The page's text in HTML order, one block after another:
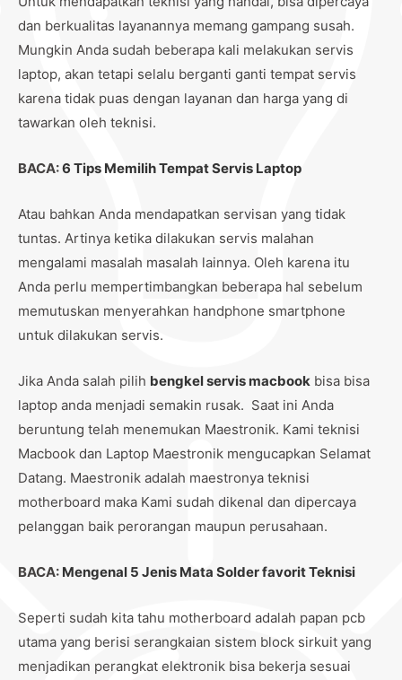
dan berkualitas layanannya memang gampang susah.
Mungkin Anda sudah beberapa kali melakukan servis
laptop, akan tetapi selalu berganti ganti tempat servis
karena tidak puas dengan layanan dan harga yang di
tawarkan oleh teknisi.
BACA:6 Tips Memilih Tempat Servis Laptop
Atau bahkan Anda mendapatkan servisan yang tidak
tuntas. Artinya ketika dilakukan servis malahan
mengalami masalah masalah lainnya. Oleh karena itu
Anda perlu mempertimbangkan beberapa hal sebelum
memutuskan menyerahkan handphone smartphone
untuk dilakukan servis.
Jika Anda salah pilih bengkel servis macbook bisa bisa
laptop anda menjadi semakin rusak. Saat ini Anda
beruntung telah menemukan Maestronik. Kami teknisi
Macbook dan Laptop Maestronik mengucapkan Selamat
Datang. Maestronik adalah maestronya teknisi
motherboard maka Kami sudah dikenal dan dipercaya
pelanggan baik perorangan maupun perusahaan.
BACA: Mengenal 5 Jenis Mata Solder favorit Teknisi
Seperti sudah kita tahu motherboard adalah papan pcb
utama yang berisi serangkaian sistem block sirkuit yang
menjadikan perangkat elektronik bisa bekerja sesuai